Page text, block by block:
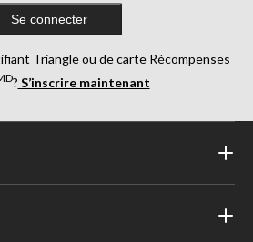
Se connecter
Triangle ou de carte Récompenses
? S’inscrire maintenant